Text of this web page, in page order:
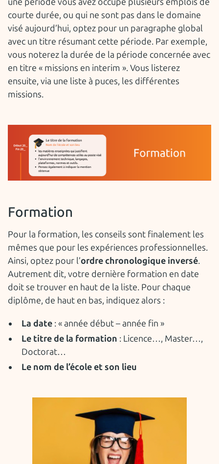
courte durée, ou qui ne sont pas dans le domaine
visé aujourd’hui, optez pour un paragraphe global
avec un titre résumant cette période. Par exemple,
vous noterez la durée de la période concernée avec
en titre « missions en interim ». Vous listerez
ensuite, via une liste à puces, les différentes
missions.
Formation
Pour la formation, les conseils sont finalement les
mêmes que pour les expériences professionnelles.
Ainsi, optez pour l’ordre chronologique inversé.
Autrement dit, votre dernière formation en date
doit se trouver en haut de la liste. Pour chaque
diplôme, de haut en bas, indiquez alors :
La date : « année début – année fin »
Le titre de la formation : Licence…, Master…,
Doctorat…
Le nom de l’école et son lieu